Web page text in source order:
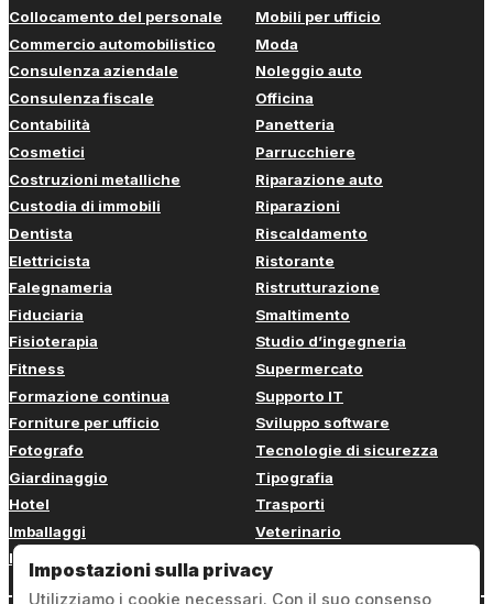
Collocamento del personale
Commercio automobilistico
Consulenza aziendale
Consulenza fiscale
Contabilità
Cosmetici
Costruzioni metalliche
Custodia di immobili
Dentista
Elettricista
Falegnameria
Fiduciaria
Fisioterapia
Fitness
Formazione continua
Forniture per ufficio
Fotografo
Giardinaggio
Hotel
Imballaggi
Imbianchino
Mobili per ufficio
Moda
Noleggio auto
Officina
Panetteria
Parrucchiere
Riparazione auto
Riparazioni
Riscaldamento
Ristorante
Ristrutturazione
Smaltimento
Studio d’ingegneria
Supermercato
Supporto IT
Sviluppo software
Tecnologie di sicurezza
Tipografia
Trasporti
Veterinario
Impostazioni sulla privacy
Utilizziamo i cookie necessari. Con il suo consenso,